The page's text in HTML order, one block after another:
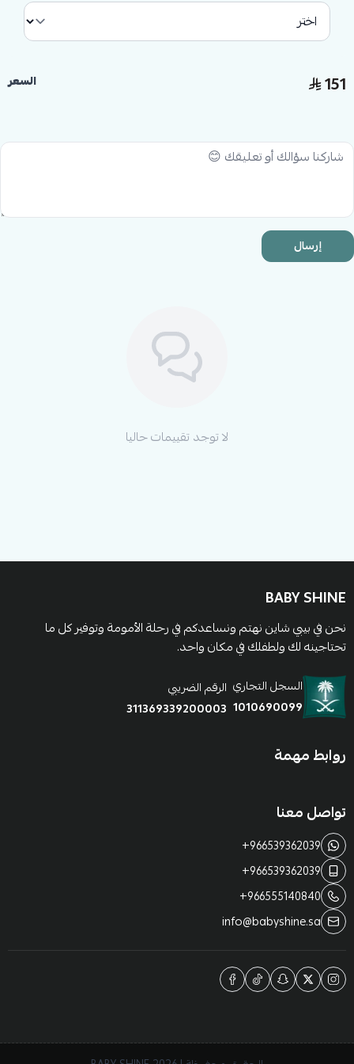
ليكون مناسبًا للمناسبات الخاصة أو التصوير الاحترافي.
السعر 151
إرسال
لا توجد تقييمات حاليا
BABY SHINE
نحن في بيبي شاين نهتم ونساعدكم في رحلة الأمومة وتوفير كل ما
تحتاجينه لك ولطفلك في مكان واحد.
السجل التجاري
1010690099
الرقم الضريبي
311369339200003
روابط مهمة
تواصل معنا
+966539362039
+966539362039
+966555140840
info@babyshine.sa